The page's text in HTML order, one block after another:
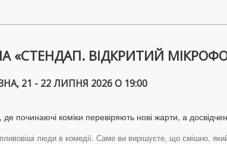
«СТЕНДАП. ВІДКРИТИЙ
21 - 22 ЛИПНЯ 2026 О 19:00
де починаючі коміки перевіряють нові жарти, а
люди в комедії. Саме ви вирішуєте, що смішно,